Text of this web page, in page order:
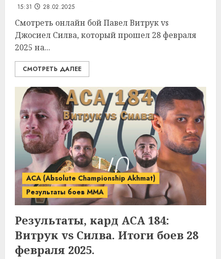
15:31 28.02.2025
Смотреть онлайн бой Павел Витрук vs
Джосиел Силва, который прошел 28 февраля
2025 на...
СМОТРЕТЬ ДАЛЕЕ
ACA (Absolute Championship Akhmat)
Результаты боев MMA
Результаты, кард ACA 184:
Витрук vs Силва. Итоги боев 28
февраля 2025.